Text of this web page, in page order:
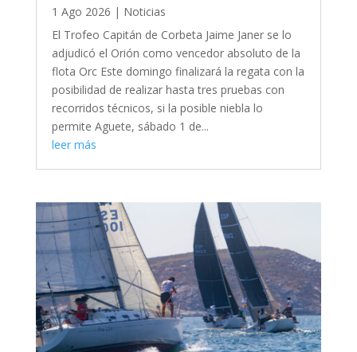
1 Ago 2026 | Noticias
El Trofeo Capitán de Corbeta Jaime Janer se lo
adjudicó el Orión como vencedor absoluto de la
flota Orc Este domingo finalizará la regata con la
posibilidad de realizar hasta tres pruebas con
recorridos técnicos, si la posible niebla lo
permite Aguete, sábado 1 de...
leer más